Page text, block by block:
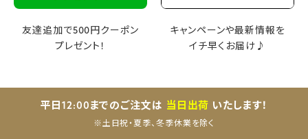
友達追加で500円クーポン
プレゼント！
キャンペーンや最新情報を
イチ早くお届け♪
平日12:00までのご注文は 当日出荷 いたします！
※土日祝・夏季、冬季休業を除く